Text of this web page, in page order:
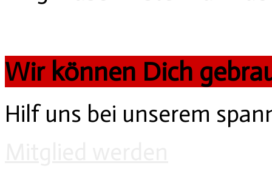
Wir können Dich
Hilf uns bei unserem